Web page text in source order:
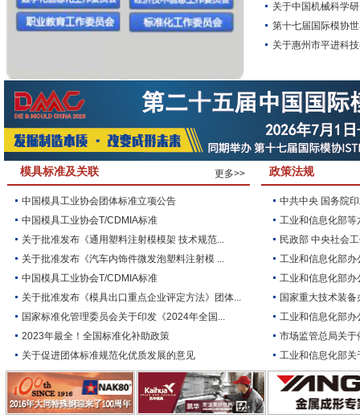
关于中国机械科学
第十七届国际模协
关于惠州市平进科
模具标准及关联 更多>>
中国模具工业协会团体标准立项公告
中国模具工业协会T/CDMIA标准
关于批准发布《通用塑料注射模模架 技术规范...
关于批准发布《汽车内饰件微发泡塑料注射模 ...
中国模具工业协会T/CDMIA标准
关于批准发布《模具出口重点企业评定方法》团体...
国家标准化管理委员会关于印发《2024年全国...
2023年最全！全国标准化补助政策
关于促进团体标准规范化优质发展的意见
政策法规
中共中央 国务院
工业和信息化部
民政部 中央社会
工业和信息化部
工业和信息化部
国家重大技术装
工业和信息化部办
市场监管总局关于
工业和信息化部关